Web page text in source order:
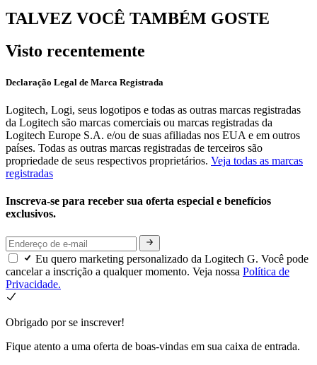
TALVEZ VOCÊ TAMBÉM GOSTE
Visto recentemente
Declaração Legal de Marca Registrada
Logitech, Logi, seus logotipos e todas as outras marcas registradas
da Logitech são marcas comerciais ou marcas registradas da
Logitech Europe S.A. e/ou de suas afiliadas nos EUA e em outros
países. Todas as outras marcas registradas de terceiros são
propriedade de seus respectivos proprietários. Veja todas as marcas
registradas
Inscreva-se para receber sua oferta especial e benefícios
exclusivos.
Eu quero marketing personalizado da Logitech G. Você pode
cancelar a inscrição a qualquer momento. Veja nossa Política de
Privacidade.
Obrigado por se inscrever!
Fique atento a uma oferta de boas-vindas em sua caixa de entrada.